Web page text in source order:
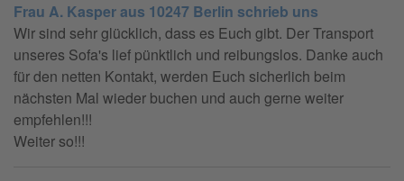
Frau A. Kasper aus 10247 Berlin schrieb uns
Wir sind sehr glücklich, dass es Euch gibt. Der Transport
unseres Sofa's lief pünktlich und reibungslos. Danke auch
für den netten Kontakt, werden Euch sicherlich beim
nächsten Mal wieder buchen und auch gerne weiter
empfehlen!!!
Weiter so!!!